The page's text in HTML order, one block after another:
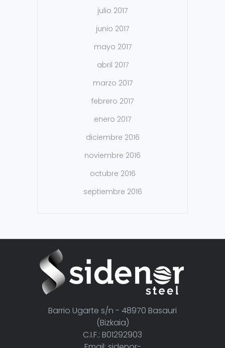
julio 2017
junio 2017
mayo 2017
abril 2017
marzo 2017
febrero 2017
enero 2017
diciembre 2016
noviembre 2016
octubre 2016
septiembre 2016
Barrio Ugarte s/n - 48970 Basauri
(Bizkaia)
C.I.F.: B01292903